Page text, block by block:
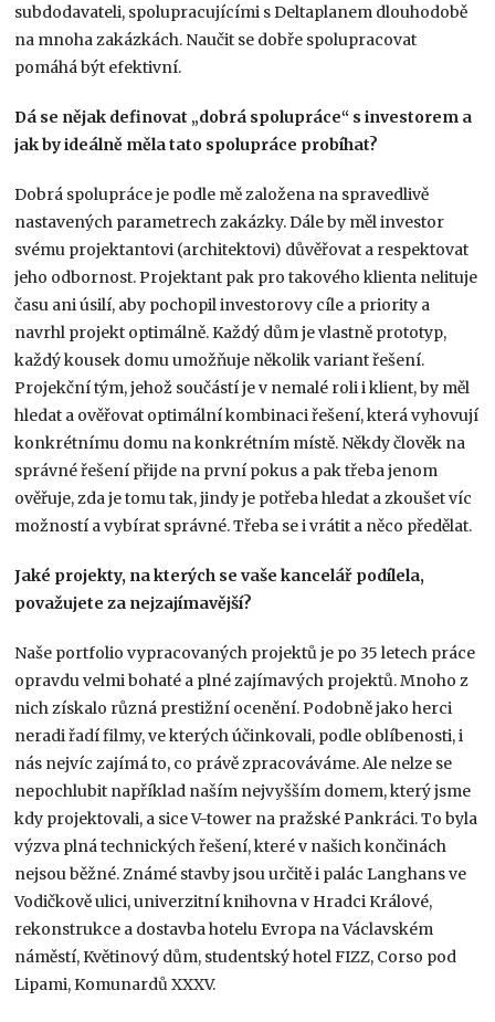
subdodavateli, spolupracujícími s Deltaplanem dlouhodobě
na mnoha zakázkách. Naučit se dobře spolupracovat
pomáhá být efektivní.
Dá se nějak definovat „dobrá spolupráce“ s investorem a
jak by ideálně měla tato spolupráce probíhat?
Dobrá spolupráce je podle mě založena na spravedlivě
nastavených parametrech zakázky. Dále by měl investor
svému projektantovi (architektovi) důvěřovat a respektovat
jeho odbornost. Projektant pak pro takového klienta nelituje
času ani úsilí, aby pochopil investorovy cíle a priority a
navrhl projekt optimálně. Každý dům je vlastně prototyp,
každý kousek domu umožňuje několik variant řešení.
Projekční tým, jehož součástí je v nemalé roli i klient, by měl
hledat a ověřovat optimální kombinaci řešení, která vyhovují
konkrétnímu domu na konkrétním místě. Někdy člověk na
správné řešení přijde na první pokus a pak třeba jenom
ověřuje, zda je tomu tak, jindy je potřeba hledat a zkoušet víc
možností a vybírat správné. Třeba se i vrátit a něco předělat.
Jaké projekty, na kterých se vaše kancelář podílela,
považujete za nejzajímavější?
Naše portfolio vypracovaných projektů je po 35 letech práce
opravdu velmi bohaté a plné zajímavých projektů. Mnoho z
nich získalo různá prestižní ocenění. Podobně jako herci
neradi řadí filmy, ve kterých účinkovali, podle oblíbenosti, i
nás nejvíc zajímá to, co právě zpracováváme. Ale nelze se
nepochlubit například naším nejvyšším domem, který jsme
kdy projektovali, a sice V-tower na pražské Pankráci. To byla
výzva plná technických řešení, které v našich končinách
nejsou běžné. Známé stavby jsou určitě i palác Langhans ve
Vodičkově ulici, univerzitní knihovna v Hradci Králové,
rekonstrukce a dostavba hotelu Evropa na Václavském
náměstí, Květinový dům, studentský hotel FIZZ, Corso pod
Lipami, Komunardů XXXV.